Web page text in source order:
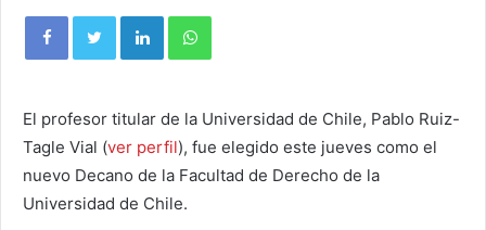
El profesor titular de la Universidad de Chile, Pablo Ruiz-
Tagle Vial (ver perfil), fue elegido este jueves como el
nuevo Decano de la Facultad de Derecho de la
Universidad de Chile.